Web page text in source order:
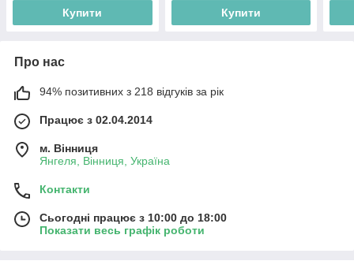
Купити Купити
Про нас
94% позитивних з 218 відгуків за рік
Працює з 02.04.2014
м. Вінниця
Янгеля, Вінниця, Україна
Контакти
Сьогодні працює з 10:00 до 18:00
Показати весь графік роботи